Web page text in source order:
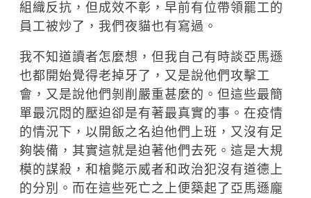
組織反抗，但成效不彰，早前有位帶領罷工的
員工被炒了，我們夜貓也有寫過。
我不知道讀者怎麼想，但我自己有時談亞馬遜
也都開始覺得老掉牙了，又是說他們攻擊工
會，又是說他們剝削嚴重甚麼的。但這些最簡
單最沉悶的壓迫卻是有著最真實的事。在疫情
的情況下，以開飯之名迫他們上班，又沒有足
夠裝備，其實這就是迫著他們去死。這是大規
模的謀殺，和槍斃示威者和政治犯沒有道德上
的分別。而在這些死亡之上便築起了亞馬遜龐